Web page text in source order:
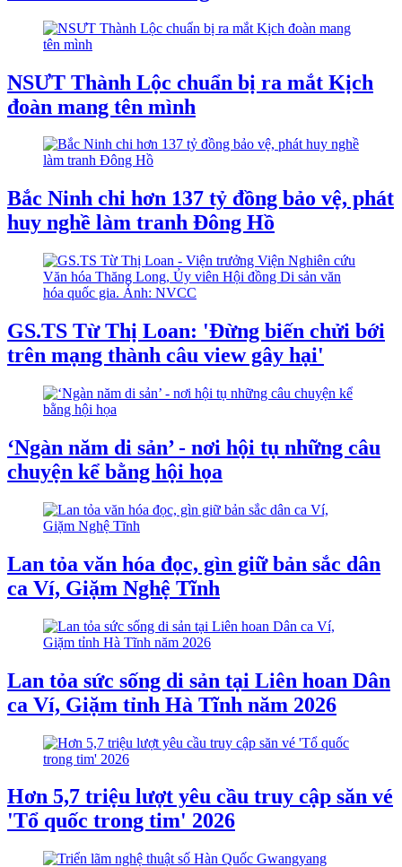
NSƯT Thành Lộc chuẩn bị ra mắt Kịch
đoàn mang tên mình
Bắc Ninh chi hơn 137 tỷ đồng bảo vệ, phát
huy nghề làm tranh Đông Hồ
GS.TS Từ Thị Loan: 'Đừng biến chửi bới
trên mạng thành câu view gây hại'
‘Ngàn năm di sản’ - nơi hội tụ những câu
chuyện kể bằng hội họa
Lan tỏa văn hóa đọc, gìn giữ bản sắc dân
ca Ví, Giặm Nghệ Tĩnh
Lan tỏa sức sống di sản tại Liên hoan Dân
ca Ví, Giặm tỉnh Hà Tĩnh năm 2026
Hơn 5,7 triệu lượt yêu cầu truy cập săn vé
'Tổ quốc trong tim' 2026